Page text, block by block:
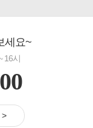
세요~
16시
>